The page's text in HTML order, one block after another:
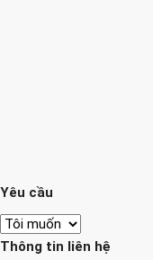
Yêu cầu
Thông tin liên hệ